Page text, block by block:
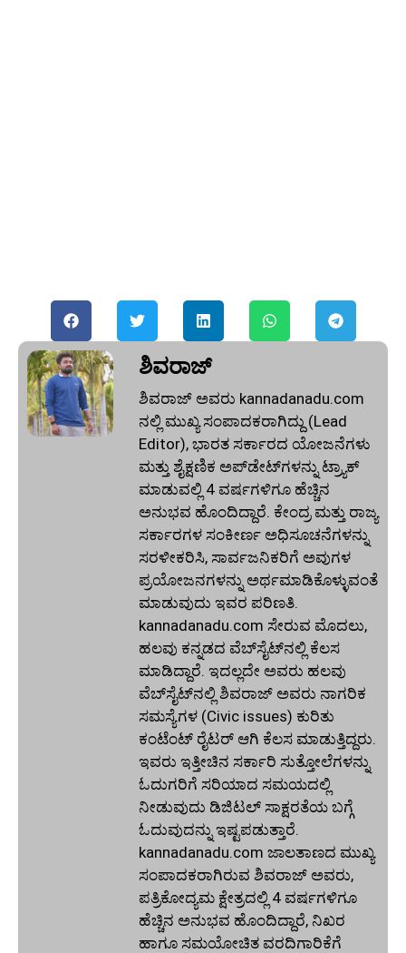
ಶಿವರಾಜ್
ಶಿವರಾಜ್ ಅವರು kannadanadu.com
ನಲ್ಲಿ ಮುಖ್ಯ ಸಂಪಾದಕರಾಗಿದ್ದು (Lead
Editor), ಭಾರತ ಸರ್ಕಾರದ ಯೋಜನೆಗಳು
ಮತ್ತು ಶೈಕ್ಷಣಿಕ ಅಪ್‌ಡೇಟ್‌ಗಳನ್ನು ಟ್ರ್ಯಾಕ್
ಮಾಡುವಲ್ಲಿ 4 ವರ್ಷಗಳಿಗೂ ಹೆಚ್ಚಿನ
ಅನುಭವ ಹೊಂದಿದ್ದಾರೆ. ಕೇಂದ್ರ ಮತ್ತು ರಾಜ್ಯ
ಸರ್ಕಾರಗಳ ಸಂಕೀರ್ಣ ಅಧಿಸೂಚನೆಗಳನ್ನು
ಸರಳೀಕರಿಸಿ, ಸಾರ್ವಜನಿಕರಿಗೆ ಅವುಗಳ
ಪ್ರಯೋಜನಗಳನ್ನು ಅರ್ಥಮಾಡಿಕೊಳ್ಳುವಂತೆ
ಮಾಡುವುದು ಇವರ ಪರಿಣತಿ.
kannadanadu.com ಸೇರುವ ಮೊದಲು,
ಹಲವು ಕನ್ನಡದ ವೆಬ್‌ಸೈಟ್‌ನಲ್ಲಿ ಕೆಲಸ
ಮಾಡಿದ್ದಾರೆ. ಇದಲ್ಲದೇ ಅವರು ಹಲವು
ವೆಬ್‌ಸೈಟ್‌ನಲ್ಲಿ ಶಿವರಾಜ್ ಅವರು ನಾಗರಿಕ
ಸಮಸ್ಯೆಗಳ (Civic issues) ಕುರಿತು
ಕಂಟೆಂಟ್ ರೈಟರ್ ಆಗಿ ಕೆಲಸ ಮಾಡುತ್ತಿದ್ದರು.
ಇವರು ಇತ್ತೀಚಿನ ಸರ್ಕಾರಿ ಸುತ್ತೋಲೆಗಳನ್ನು
ಓದುಗರಿಗೆ ಸರಿಯಾದ ಸಮಯದಲ್ಲಿ
ನೀಡುವುದು ಡಿಜಿಟಲ್ ಸಾಕ್ಷರತೆಯ ಬಗ್ಗೆ
ಓದುವುದನ್ನು ಇಷ್ಟಪಡುತ್ತಾರೆ.
kannadanadu.com ಜಾಲತಾಣದ ಮುಖ್ಯ
ಸಂಪಾದಕರಾಗಿರುವ ಶಿವರಾಜ್ ಅವರು,
ಪತ್ರಿಕೋದ್ಯಮ ಕ್ಷೇತ್ರದಲ್ಲಿ 4 ವರ್ಷಗಳಿಗೂ
ಹೆಚ್ಚಿನ ಅನುಭವ ಹೊಂದಿದ್ದಾರೆ, ನಿಖರ
ಹಾಗೂ ಸಮಯೋಚಿತ ವರದಿಗಾರಿಕೆಗೆ